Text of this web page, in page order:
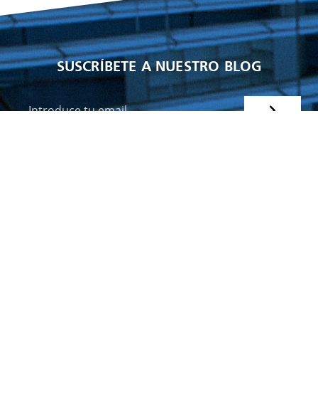
SUSCRÍBETE A NUESTRO BLOG